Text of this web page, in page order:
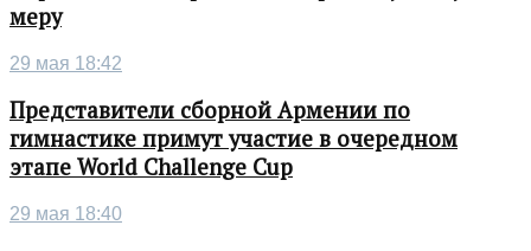
меру
29 мая 18:42
Представители сборной Армении по
гимнастике примут участие в очередном
этапе World Challenge Cup
29 мая 18:40